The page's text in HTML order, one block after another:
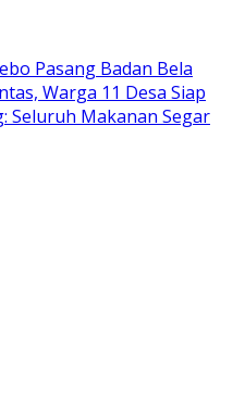
Pasang Badan Bela
Warga 11 Desa Siap
Seluruh Makanan Segar